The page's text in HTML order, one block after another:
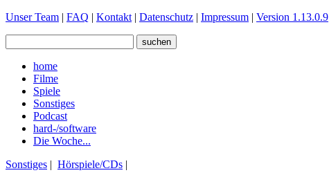
Unser Team | FAQ | Kontakt | Datenschutz | Impressum | Version 1.13.0.9
home
Filme
Spiele
Sonstiges
Podcast
hard-/software
Die Woche...
Sonstiges | Hörspiele/CDs |